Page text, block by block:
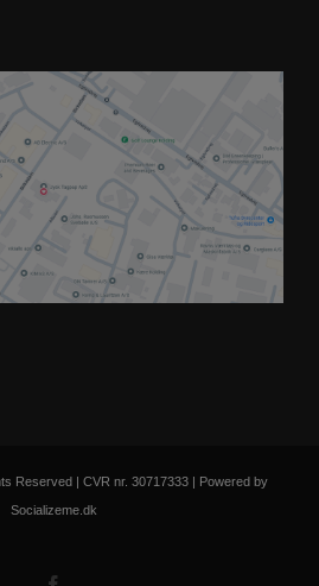
Reserved | CVR nr. 30717333 | Powered by
Socializeme.dk